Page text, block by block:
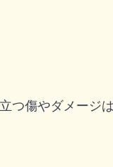
傷やダメージ